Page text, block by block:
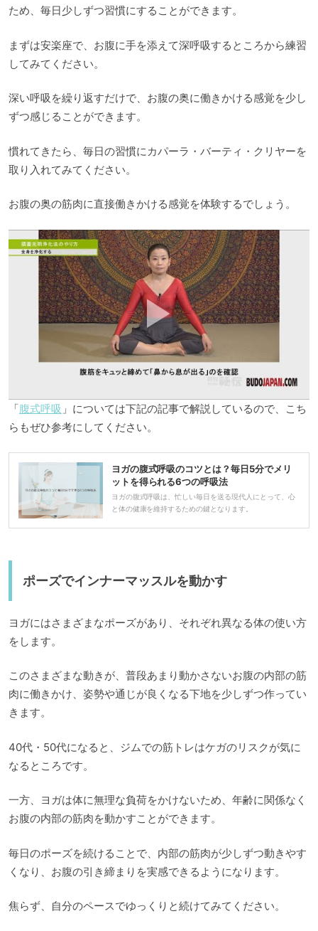
ため、毎日少しずつ習慣にすることができます。
まずは安楽座で、お腹に手を添えて深呼吸するところから練習
してみてください。
深い呼吸を繰り返すだけで、お腹の奥に働きかける感覚を少し
ずつ感じることができます。
慣れてきたら、毎日の習慣にカパーラ・バーティ・クリヤーを
取り入れてみてください。
お腹の奥の筋肉に直接働きかける感覚を体験するでしょう。
「腹式呼吸 」については下記の記事で解説しているので、こち
らもぜひ参考にしてください。
ヨガの腹式呼吸のコツとは？毎日5分でメリ
ットを得られる6つの呼吸法
ヨガの腹式呼吸は、忙しい毎日を送る現代人にとって、心
と体の健康を維持するための鍵となります。
ポーズでインナーマッスルを動かす
ヨガにはさまざまなポーズがあり、それぞれ異なる体の使い方
をします。
このさまざまな動きが、普段あまり動かさないお腹の内部の筋
肉に働きかけ、姿勢や通じが良くなる下地を少しずつ作ってい
きます。
40代・50代になると、ジムでの筋トレはケガのリスクが気に
なるところです。
一方、ヨガは体に無理な負荷をかけないため、年齢に関係なく
お腹の内部の筋肉を動かすことができます。
毎日のポーズを続けることで、内部の筋肉が少しずつ動きやす
くなり、お腹の引き締まりを実感できるようになります。
焦らず、自分のペースでゆっくりと続けてみてください。